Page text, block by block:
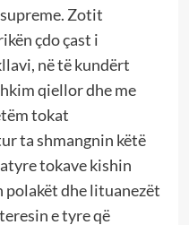
Zotit
çdo çast i
në të kundërt
qiellor dhe me
tokat
ta shmangnin këtë
tokave kishin
polakët dhe lituanezët
e tyre që